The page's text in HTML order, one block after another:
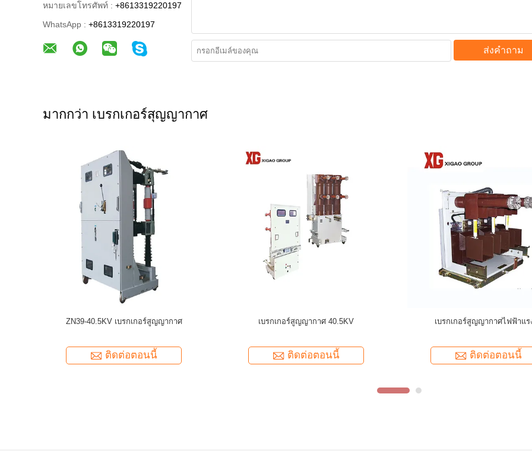
หมายเลขโทรศัพท์ : +8613319220197
WhatsApp : +8613319220197
ส่งคำถาม
มากกว่า เบรกเกอร์สุญญากาศ
ZW7 Series 33kv 35kv 40.5kv เบรกเกอร์สูญญา
ติดต่อตอนนี้
ZN63A / VS1-12 ในอาคาร 12kV SF6 เบรกเกอร์
ติดต่อตอนนี้
Outdoor Intelligent Reclosing สวิตช์
ติดต่อตอนนี้